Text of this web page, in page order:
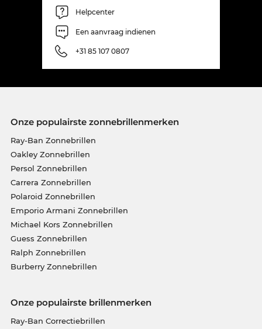
Helpcenter
Een aanvraag indienen
+31 85 107 0807
Onze populairste zonnebrillenmerken
Ray-Ban Zonnebrillen
Oakley Zonnebrillen
Persol Zonnebrillen
Carrera Zonnebrillen
Polaroid Zonnebrillen
Emporio Armani Zonnebrillen
Michael Kors Zonnebrillen
Guess Zonnebrillen
Ralph Zonnebrillen
Burberry Zonnebrillen
Onze populairste brillenmerken
Ray-Ban Correctiebrillen